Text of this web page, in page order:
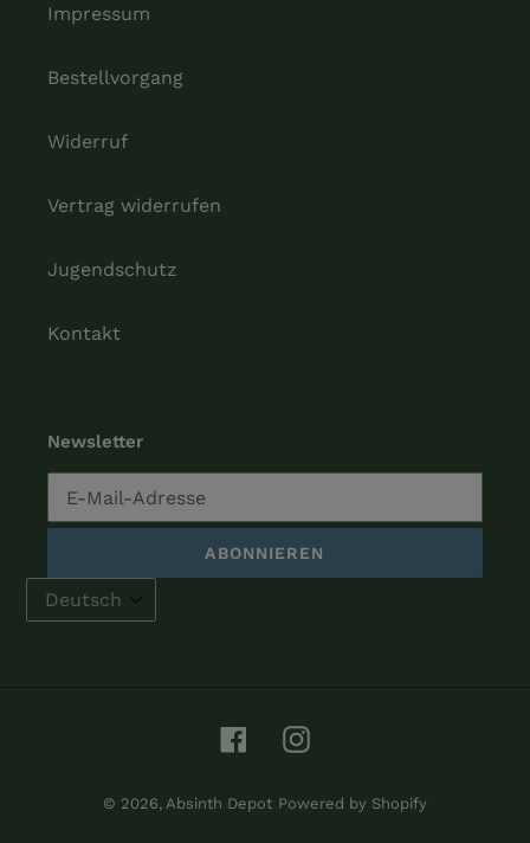
Impressum
Bestellvorgang
Widerruf
Vertrag widerrufen
Jugendschutz
Kontakt
Newsletter
ABONNIEREN
FacebookInstagram
© 2026, Absinth Depot Powered by Shopify